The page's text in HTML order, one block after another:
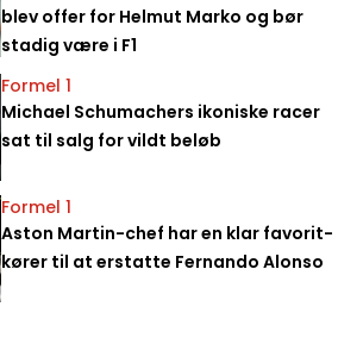
blev offer for Helmut Marko og bør
stadig være i F1
Formel 1
Michael Schumachers ikoniske racer
sat til salg for vildt beløb
Formel 1
Aston Martin-chef har en klar favorit-
kører til at erstatte Fernando Alonso